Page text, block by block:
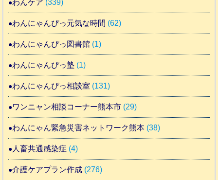
わんケア (339)
わんにゃんぴっ元気な時間 (62)
わんにゃんぴっ図書館 (1)
わんにゃんぴっ塾 (1)
わんにゃんぴっ相談室 (131)
ワンニャン相談コーナー熊本市 (29)
わんにゃん緊急災害ネットワーク熊本 (38)
人畜共通感染症 (4)
介護ケアプラン作成 (276)